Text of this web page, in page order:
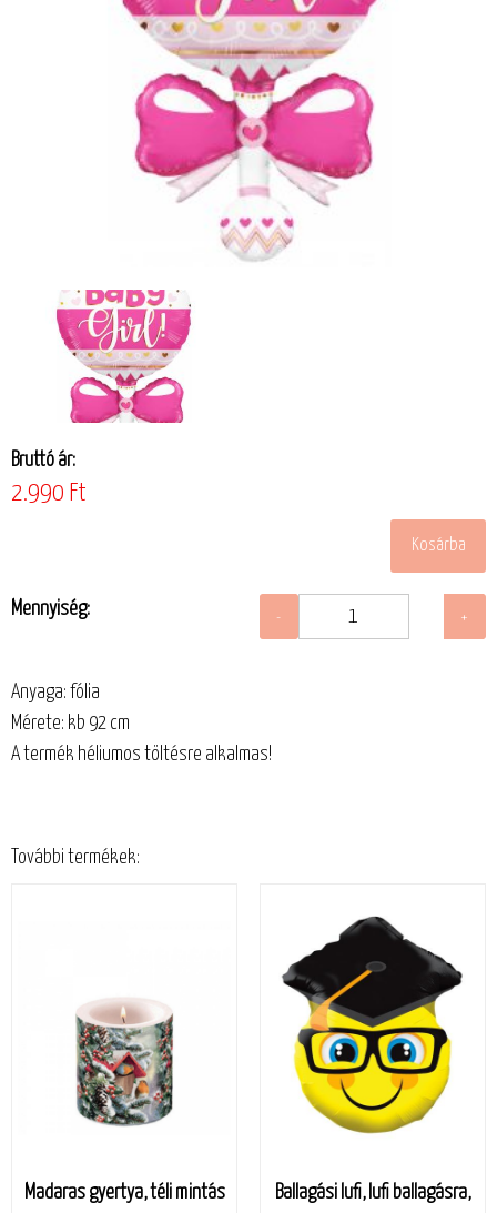
Bruttó ár:
2.990 Ft
Mennyiség:
Anyaga: fólia
Mérete: kb 92 cm
A termék héliumos töltésre alkalmas!
További termékek:
Madaras gyertya, téli mintás
Ballagási lufi, lufi ballagásra,